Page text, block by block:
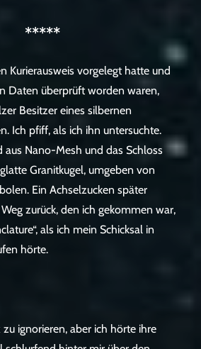
*****
Kurierausweis vorgelegt hatte und
Daten überprüft worden waren,
Besitzer eines silbernen
Ich pfiff, als ich ihn untersuchte.
aus Nano-Mesh und das Schloss
Granitkugel, umgeben von
Ein Achselzucken später
zurück, den ich gekommen war,
als ich mein Schicksal in
hörte.
ignorieren, aber ich hörte ihre